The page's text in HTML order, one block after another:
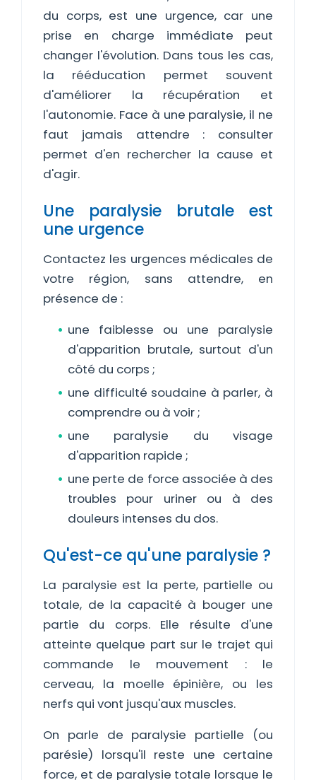
du corps, est une urgence, car une
prise en charge immédiate peut
changer l'évolution. Dans tous les cas,
la rééducation permet souvent
d'améliorer la récupération et
l'autonomie. Face à une paralysie, il ne
faut jamais attendre : consulter
permet d'en rechercher la cause et
d'agir.
Une paralysie brutale est
une urgence
Contactez les urgences médicales de
votre région, sans attendre, en
présence de :
une faiblesse ou une paralysie
d'apparition brutale, surtout d'un
côté du corps ;
une difficulté soudaine à parler, à
comprendre ou à voir ;
une paralysie du visage
d'apparition rapide ;
une perte de force associée à des
troubles pour uriner ou à des
douleurs intenses du dos.
Qu'est-ce qu'une paralysie ?
La paralysie est la perte, partielle ou
totale, de la capacité à bouger une
partie du corps. Elle résulte d'une
atteinte quelque part sur le trajet qui
commande le mouvement : le
cerveau, la moelle épinière, ou les
nerfs qui vont jusqu'aux muscles.
On parle de paralysie partielle (ou
parésie) lorsqu'il reste une certaine
force, et de paralysie totale lorsque le